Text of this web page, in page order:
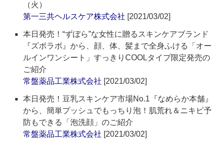
（火）
第一三共ヘルスケア株式会社 [2021/03/02]
本日発売！“ずぼら”な女性に贈るスキンケアブランド
『ズボラボ』から、顔、体、髪まで全身ふける「オー
ルインワンシート」すっきりCOOLタイプ限定発売の
ご紹介
常盤薬品工業株式会社 [2021/03/02]
本日発売！豆乳スキンケア市場No.1『なめらか本舗』
から、簡単プッシュでもっちり泡！肌荒れ＆ニキビ予
防もできる「泡洗顔」のご紹介
常盤薬品工業株式会社 [2021/03/02]